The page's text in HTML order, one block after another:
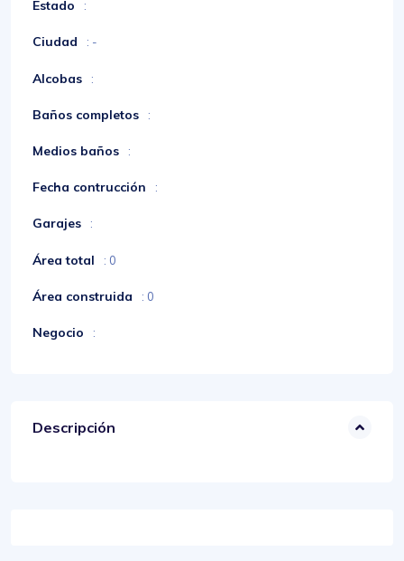
Estado :
Ciudad : -
Alcobas :
Baños completos :
Medios baños :
Fecha contrucción :
Garajes :
Área total : 0
Área construida : 0
Negocio :
Descripción